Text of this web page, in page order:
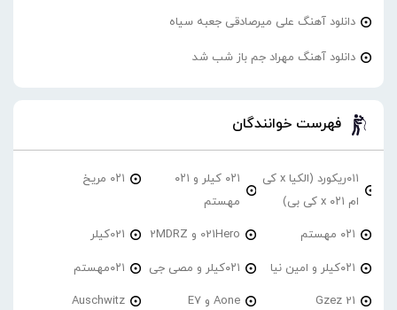
دانلود آهنگ علی میرصادقی جعبه سیاه
دانلود آهنگ مهراد جم باز شب شد
فهرست خوانندگان
۰۱۱ریکورد (الکیا x کی
ام ۰۲۱ x کی بی)
۰۲۱ کیلر و ۰۲۱
مهستم
۰۲۱ مریخ
۰۲۱ مهستم 021Hero و 2MDRZ 021کیلر
۰۲۱کیلر و امین نیا ۰۲۱کیلر و مصی جی ۰۲۱مهستم
21 Gzez Aone و E7 Auschwitz